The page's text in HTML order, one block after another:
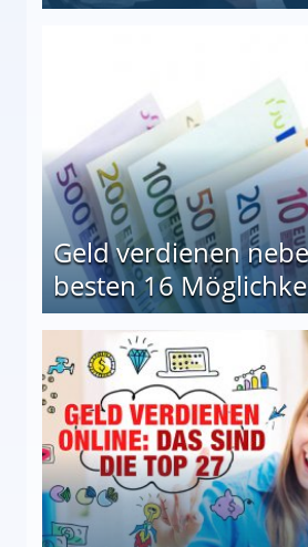
Geld verdienen
besten 16